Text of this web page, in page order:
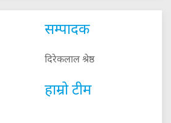
सम्पादक
दिरेकलाल श्रेष्ठ
हाम्रो टीम